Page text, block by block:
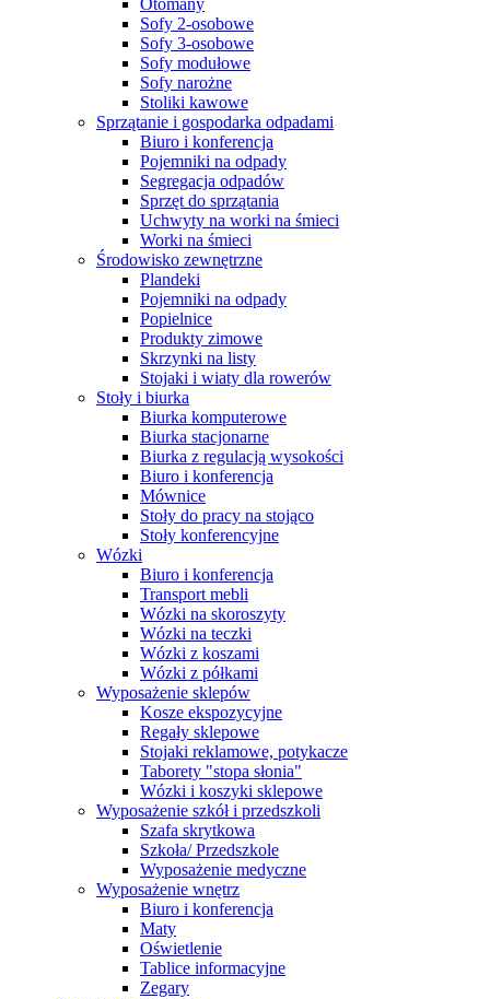
Sofy 2-osobowe
Sofy 3-osobowe
Sofy modułowe
Sofy narożne
Stoliki kawowe
Sprzątanie i gospodarka odpadami
Biuro i konferencja
Pojemniki na odpady
Segregacja odpadów
Sprzęt do sprzątania
Uchwyty na worki na śmieci
Worki na śmieci
Środowisko zewnętrzne
Plandeki
Pojemniki na odpady
Popielnice
Produkty zimowe
Skrzynki na listy
Stojaki i wiaty dla rowerów
Stoły i biurka
Biurka komputerowe
Biurka stacjonarne
Biurka z regulacją wysokości
Biuro i konferencja
Mównice
Stoły do pracy na stojąco
Stoły konferencyjne
Wózki
Biuro i konferencja
Transport mebli
Wózki na skoroszyty
Wózki na teczki
Wózki z koszami
Wózki z półkami
Wyposażenie sklepów
Kosze ekspozycyjne
Regały sklepowe
Stojaki reklamowe, potykacze
Taborety "stopa słonia"
Wózki i koszyki sklepowe
Wyposażenie szkół i przedszkoli
Szafa skrytkowa
Szkoła/ Przedszkole
Wyposażenie medyczne
Wyposażenie wnętrz
Biuro i konferencja
Maty
Oświetlenie
Tablice informacyjne
Zegary